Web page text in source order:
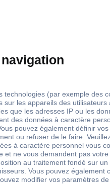
PICO-DE-111AL2
40 V